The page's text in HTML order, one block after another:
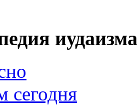
иудаизма
сегодня